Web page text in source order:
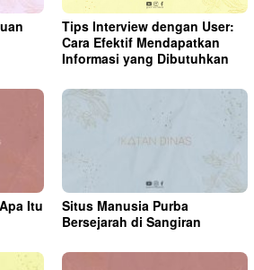
Tips Interview dengan User:
Cara Efektif Mendapatkan
Informasi yang Dibutuhkan
Itu
Situs Manusia Purba
Bersejarah di Sangiran